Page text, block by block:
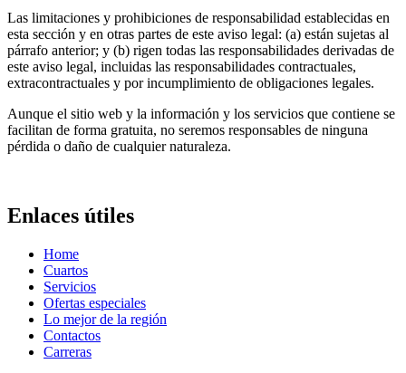
Las limitaciones y prohibiciones de responsabilidad establecidas en
esta sección y en otras partes de este aviso legal: (a) están sujetas al
párrafo anterior; y (b) rigen todas las responsabilidades derivadas de
este aviso legal, incluidas las responsabilidades contractuales,
extracontractuales y por incumplimiento de obligaciones legales.
Aunque el sitio web y la información y los servicios que contiene se
facilitan de forma gratuita, no seremos responsables de ninguna
pérdida o daño de cualquier naturaleza.
Enlaces útiles
Home
Cuartos
Servicios
Ofertas especiales
Lo mejor de la región
Contactos
Carreras